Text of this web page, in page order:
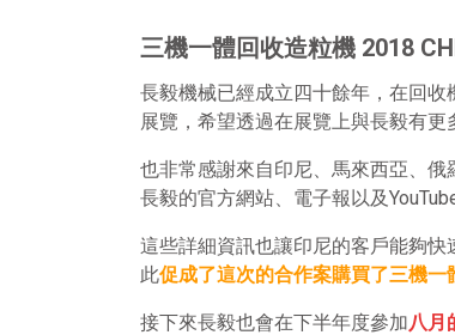
三機一體回收造粒機 2018
長毅機械已經成立四十餘年，在回
展覽，希望透過在展覽上與長毅有更
也非常感謝來自印尼、馬來西亞、
長毅的官方網站、電子報以及
這些詳細資訊也讓印尼的客戶能夠
此促成了這次的合作案購買了三機一
接下來長毅也會在下半年度參加八月